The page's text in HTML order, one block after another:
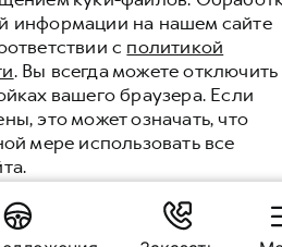
информации на нашем сайте
с политикой
. Вы всегда можете отключить
вашего браузера. Если
это может означать, что
мере использовать все